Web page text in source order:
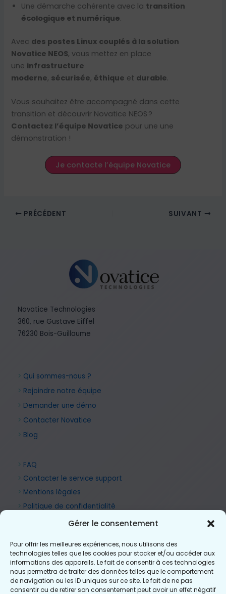
Gérer le consentement
Pour offrir les meilleures expériences, nous utilisons des
technologies telles que les cookies pour stocker et/ou accéder aux
informations des appareils. Le fait de consentir à ces technologies
nous permettra de traiter des données telles que le comportement
de navigation ou les ID uniques sur ce site. Le fait de ne pas
consentir ou de retirer son consentement peut avoir un effet négatif
Une démarche cohérente avec la transition
écologique et numérique.
Avec des postes Linux couplés à la solution
Novatice NEOS, vous mettez en place
une infrastructure
moderne, sécurisée, éthique et durable.
Vous souhaitez être accompagné dans cette
transition et découvrir Novatice NEOS ?
Contactez l’équipe Novatice pour une une
démonstration !
Je contacte l’équipe Novatice
PRÉCÉDENT SUIVANT
Novatice Technologies
360, rue Gustave Eiffel
76230 Bois-Guillaume
> Qui sommes-nous ?
> Rejoindre notre équipe
> Demander une démo
> Contacter Novatice
> Blog
> FAQ
> Contacter le service support
> Mentions légales
> Politique de confidentialité